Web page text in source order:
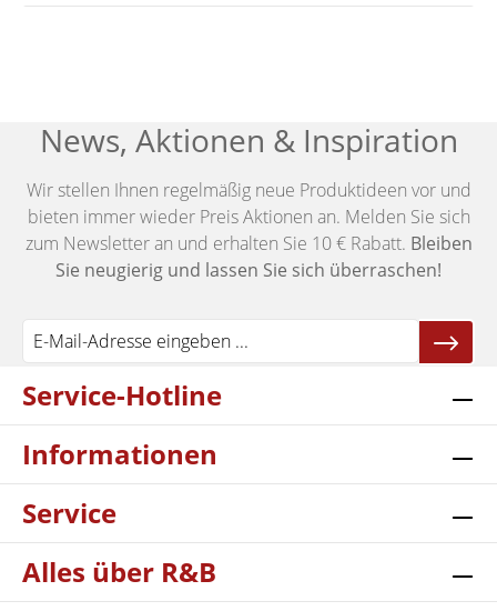
News, Aktionen & Inspiration
Wir stellen Ihnen regelmäßig neue Produktideen vor und
bieten immer wieder Preis Aktionen an. Melden Sie sich
zum Newsletter an und erhalten Sie 10 € Rabatt. Bleiben
Sie neugierig und lassen Sie sich überraschen!
Service-Hotline
Informationen
Service
Alles über R&B